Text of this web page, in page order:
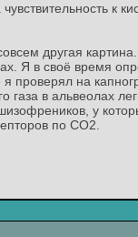
к
другая
Я в своё время
я проверял на
газа в альвеолах
у
по СО2.